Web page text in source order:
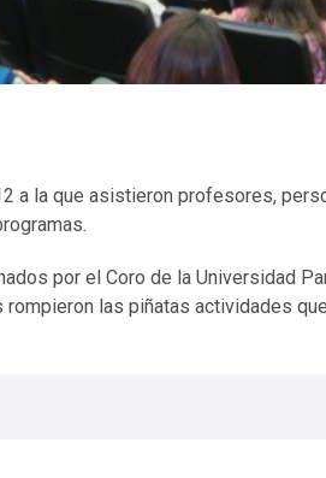
a la que asistieron profesores,
por el Coro de la Universidad
las piñatas actividades